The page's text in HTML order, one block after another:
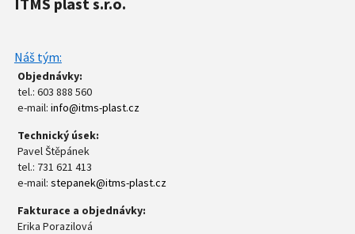
Náš tým:
Objednávky:
tel.: 603 888 560
e-mail:info@itms-plast.cz
Technický úsek:
Pavel Štěpánek
tel.: 731 621 413
e-mail:stepanek@itms-plast.cz
Fakturace a objednávky:
Erika Porazilová